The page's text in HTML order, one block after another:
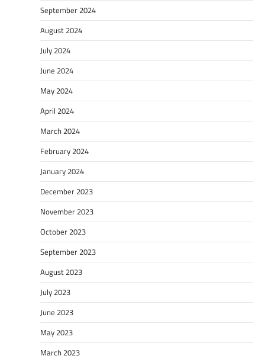
September 2024
August 2024
July 2024
June 2024
May 2024
April 2024
March 2024
February 2024
January 2024
December 2023
November 2023
October 2023
September 2023
August 2023
July 2023
June 2023
May 2023
March 2023